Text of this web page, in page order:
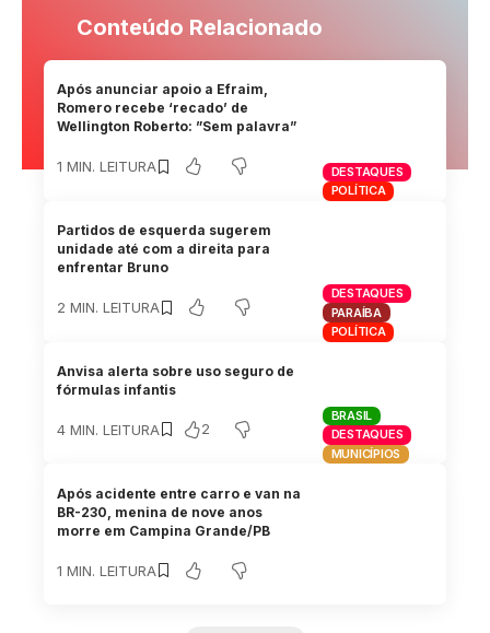
Conteúdo Relacionado
DESTAQUES
POLÍTICA
Após anunciar apoio a Efraim,
Romero recebe ‘recado’ de
Wellington Roberto: ”Sem palavra”
1 MIN. LEITURA
DESTAQUES
PARAÍBA
POLÍTICA
Partidos de esquerda sugerem
unidade até com a direita para
enfrentar Bruno
2 MIN. LEITURA
BRASIL
DESTAQUES
MUNICÍPIOS
Anvisa alerta sobre uso seguro de
fórmulas infantis
4 MIN. LEITURA 2
Após acidente entre carro e van na
BR-230, menina de nove anos
morre em Campina Grande/PB
1 MIN. LEITURA